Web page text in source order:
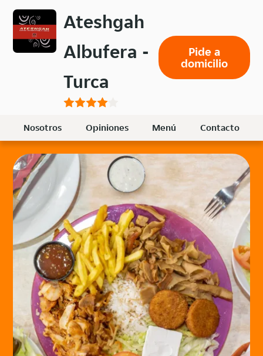
Volver
menú
principal
Ateshgah
Albufera -
Turca
Pide a
domicilio
Nosotros Opiniones Menú Contacto